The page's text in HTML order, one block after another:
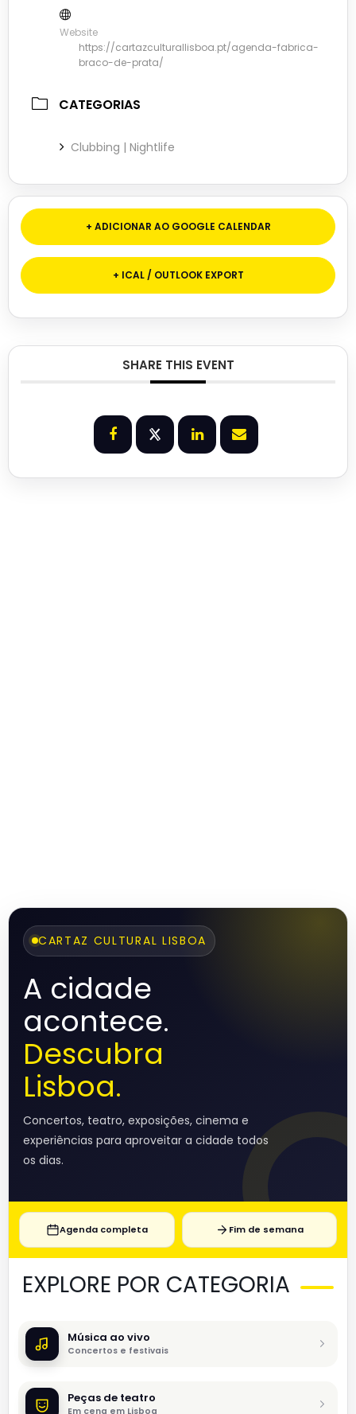
Website
https://cartazculturallisboa.pt/agenda-fabrica-
braco-de-prata/
CATEGORIAS
Clubbing | Nightlife
+ ADICIONAR AO GOOGLE CALENDAR
+ ICAL / OUTLOOK EXPORT
SHARE THIS EVENT
CARTAZ CULTURAL LISBOA
A cidade
acontece.
Descubra
Lisboa.
Concertos, teatro, exposições, cinema e
experiências para aproveitar a cidade todos
os dias.
Agenda completa Fim de semana
EXPLORE POR CATEGORIA
Música ao vivo
Concertos e festivais
Peças de teatro
Em cena em Lisboa